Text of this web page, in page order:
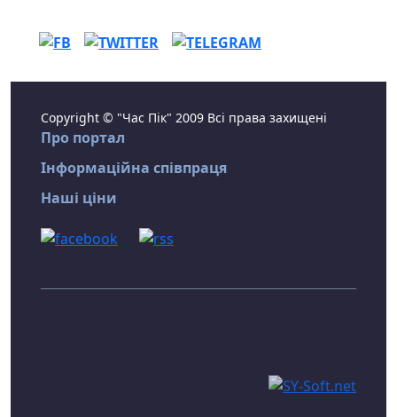
Copyright © "Час Пік" 2009 Всі права захищені
Про портал
Інформаційна співпраця
Наші ціни